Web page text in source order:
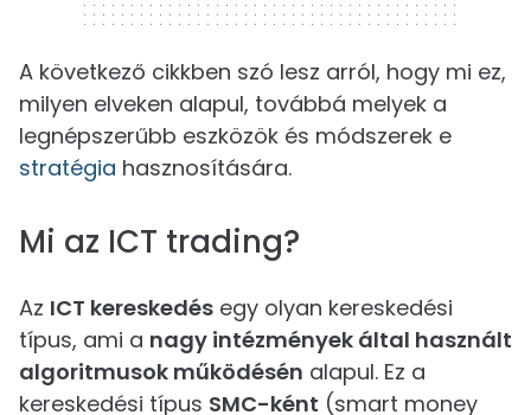
A következő cikkben szó lesz arról, hogy mi ez,
milyen elveken alapul, továbbá melyek a
legnépszerűbb eszközök és módszerek e
stratégia hasznosítására.
Mi az ICT trading?
Az ICT kereskedés egy olyan kereskedési
típus, ami a nagy intézmények által használt
algoritmusok működésén alapul. Ez a
kereskedési típus SMC-ként (smart money